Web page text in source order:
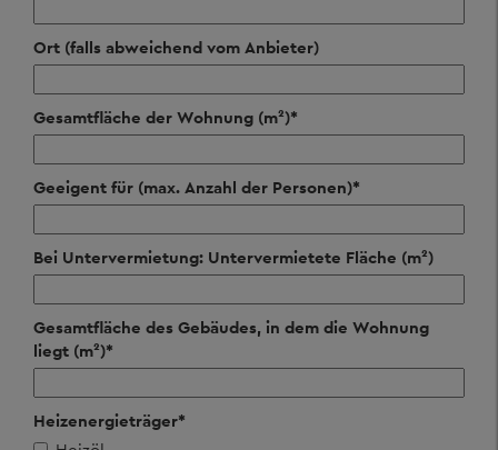
Ort (falls abweichend vom Anbieter)
Gesamtfläche der Wohnung (m²)*
Geeigent für (max. Anzahl der Personen)*
Bei Untervermietung: Untervermietete Fläche (m²)
Gesamtfläche des Gebäudes, in dem die Wohnung
liegt (m²)*
Heizenergieträger*